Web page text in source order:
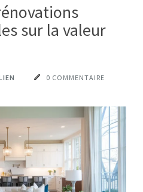
sur la valeur
0 COMMENTAIRE